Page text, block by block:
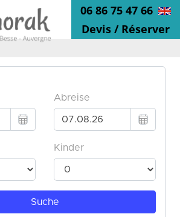
06 86 75 47 66
Devis / Réserver